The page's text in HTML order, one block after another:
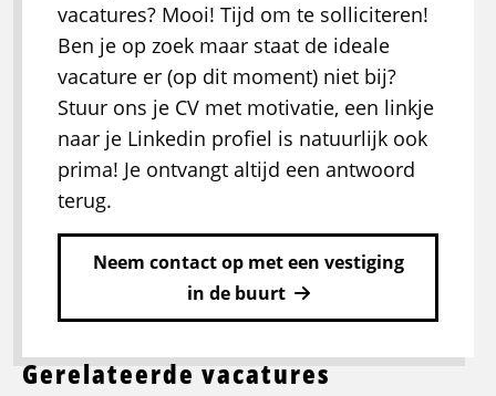
vacatures? Mooi! Tijd om te solliciteren!
Ben je op zoek maar staat de ideale
vacature er (op dit moment) niet bij?
Stuur ons je CV met motivatie, een linkje
naar je Linkedin profiel is natuurlijk ook
prima! Je ontvangt altijd een antwoord
terug.
Neem contact op met een vestiging
in de buurt
Gerelateerde vacatures